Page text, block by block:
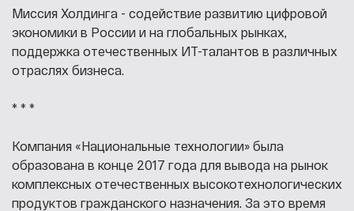
Миссия Холдинга - содействие развитию цифровой
экономики в России и на глобальных рынках,
поддержка отечественных ИТ-талантов в различных
отраслях бизнеса.
* * *
Компания «Национальные технологии» была
образована в конце 2017 года для вывода на рынок
комплексных отечественных высокотехнологических
продуктов гражданского назначения. За это время